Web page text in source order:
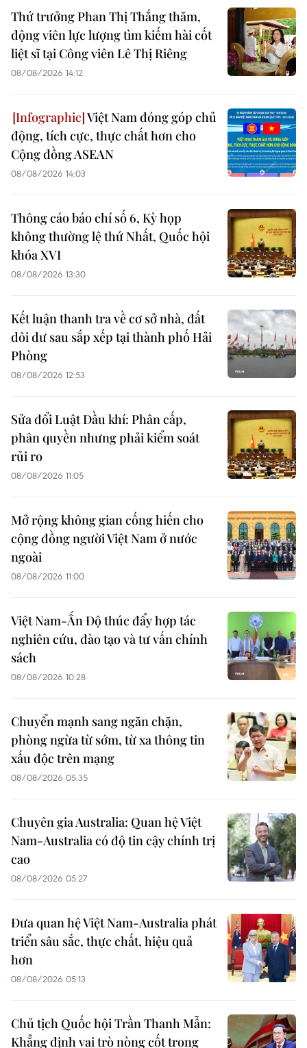
Thứ trưởng Phan Thị Thắng thăm,
động viên lực lượng tìm kiếm hài cốt
liệt sĩ tại Công viên Lê Thị Riêng
08/08/2026 14:12
Việt Nam đóng góp chủ
động, tích cực, thực chất hơn cho
Cộng đồng ASEAN
08/08/2026 14:03
Thông cáo báo chí số 6, Kỳ họp
không thường lệ thứ Nhất, Quốc hội
khóa XVI
08/08/2026 13:30
Kết luận thanh tra về cơ sở nhà, đất
dôi dư sau sắp xếp tại thành phố Hải
Phòng
08/08/2026 12:53
Sửa đổi Luật Dầu khí: Phân cấp,
phân quyền nhưng phải kiểm soát
rủi ro
08/08/2026 11:05
Mở rộng không gian cống hiến cho
cộng đồng người Việt Nam ở nước
ngoài
08/08/2026 11:00
Việt Nam-Ấn Độ thúc đẩy hợp tác
nghiên cứu, đào tạo và tư vấn chính
sách
08/08/2026 10:28
Chuyển mạnh sang ngăn chặn,
phòng ngừa từ sớm, từ xa thông tin
xấu độc trên mạng
08/08/2026 05:35
Chuyên gia Australia: Quan hệ Việt
Nam-Australia có độ tin cậy chính trị
cao
08/08/2026 05:27
Đưa quan hệ Việt Nam-Australia phát
triển sâu sắc, thực chất, hiệu quả
hơn
08/08/2026 05:13
Chủ tịch Quốc hội Trần Thanh Mẫn:
Khẳng định vai trò nòng cốt trong